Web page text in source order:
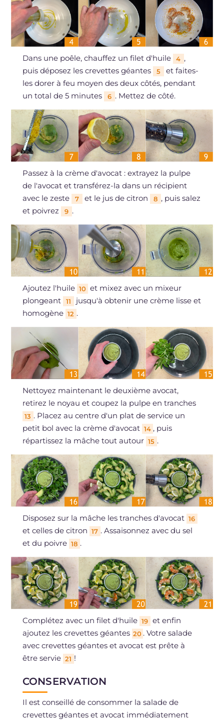
Dans une poêle, chauffez un filet d'huile 4 ,
puis déposez les crevettes géantes
5
et faites-
les dorer à feu moyen des deux côtés, pendant
un total de 5 minutes
6 . Mettez de côté.
Passez à la crème d'avocat : extrayez la pulpe
de l'avocat et transférez-la dans un récipient
avec le zeste
7 et le jus de citron 8 , puis salez
et poivrez
9 .
Ajoutez l'huile 10 et mixez avec un mixeur
plongeant
11
jusqu'à obtenir une crème lisse et
homogène 12 .
Nettoyez maintenant le deuxième avocat,
retirez le noyau et coupez la pulpe en tranches
13 . Placez au centre d'un plat de service un
petit bol avec la crème d'avocat 14 , puis
répartissez la mâche tout autour 15 .
Disposez sur la mâche les tranches d'avocat 16
et celles de citron 17 . Assaisonnez avec du sel
et du poivre 18 .
Complétez avec un filet d'huile 19 et enfin
ajoutez les crevettes géantes 20 . Votre salade
avec crevettes géantes et avocat est prête à
être servie 21 !
CONSERVATION
Il est conseillé de consommer la salade de
crevettes géantes et avocat immédiatement